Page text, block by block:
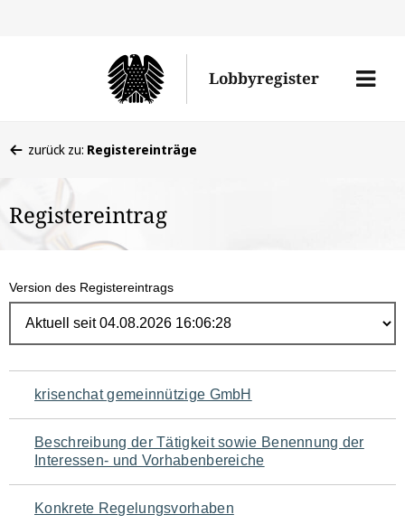
Lobbyregister
Menü
befinden
hier:
zurück zu: Registereinträge
Registereintrag
Version des Registereintrags
Navigation
für
den
Seiteninhalt
krisenchat gemeinnützige GmbH
Beschreibung der Tätigkeit sowie Benennung der
Interessen- und Vorhabenbereiche
Konkrete Regelungsvorhaben